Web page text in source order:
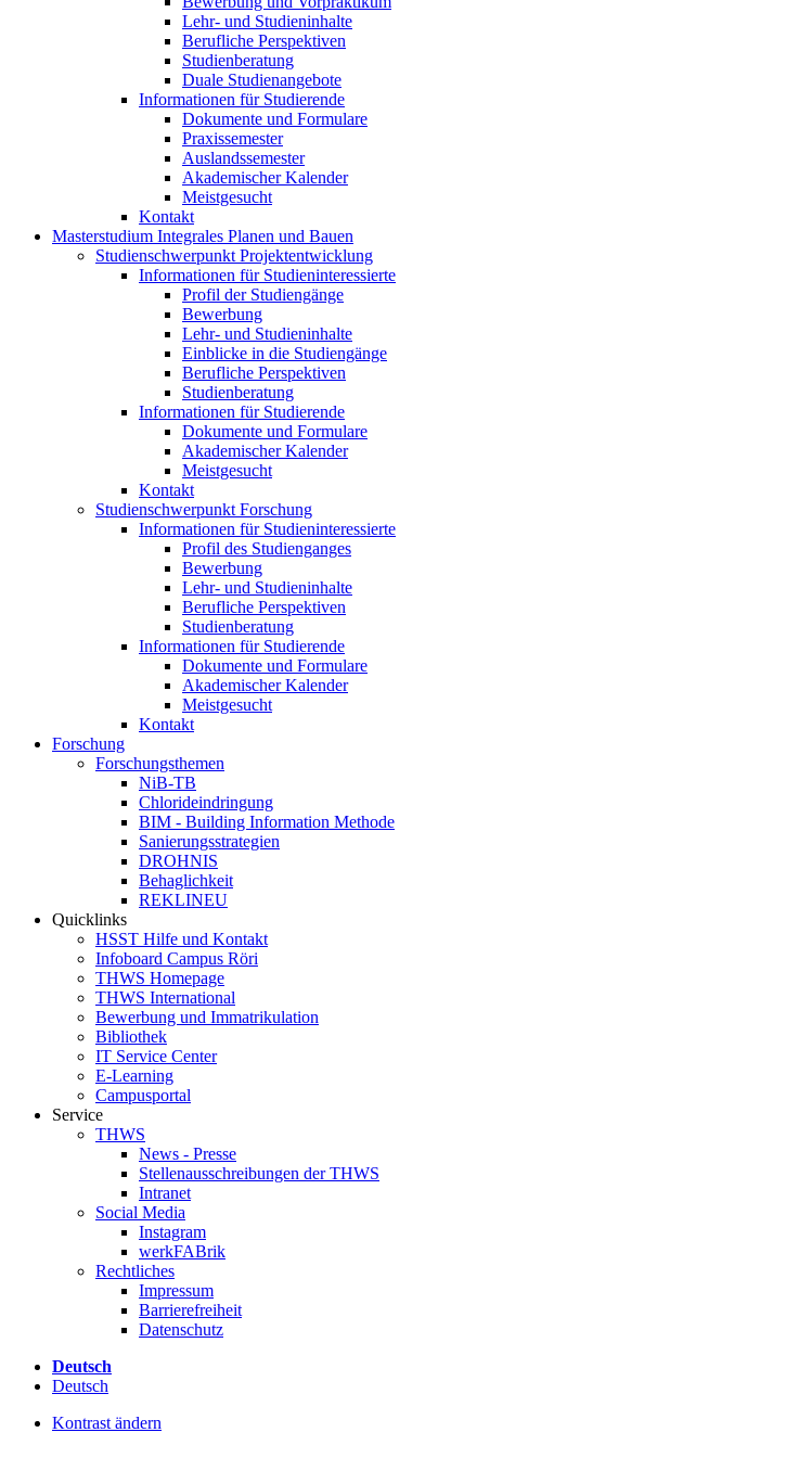
Lehr- und Studieninhalte
Berufliche Perspektiven
Studienberatung
Duale Studienangebote
Informationen für Studierende
Dokumente und Formulare
Praxissemester
Auslandssemester
Akademischer Kalender
Meistgesucht
Kontakt
Masterstudium Integrales Planen und Bauen
Studienschwerpunkt Projektentwicklung
Informationen für Studieninteressierte
Profil der Studiengänge
Bewerbung
Lehr- und Studieninhalte
Einblicke in die Studiengänge
Berufliche Perspektiven
Studienberatung
Informationen für Studierende
Dokumente und Formulare
Akademischer Kalender
Meistgesucht
Kontakt
Studienschwerpunkt Forschung
Informationen für Studieninteressierte
Profil des Studienganges
Bewerbung
Lehr- und Studieninhalte
Berufliche Perspektiven
Studienberatung
Informationen für Studierende
Dokumente und Formulare
Akademischer Kalender
Meistgesucht
Kontakt
Forschung
Forschungsthemen
NiB-TB
Chlorideindringung
BIM - Building Information Methode
Sanierungsstrategien
DROHNIS
Behaglichkeit
REKLINEU
Quicklinks
HSST Hilfe und Kontakt
Infoboard Campus Röri
THWS Homepage
THWS International
Bewerbung und Immatrikulation
Bibliothek
IT Service Center
E-Learning
Campusportal
Service
THWS
News - Presse
Stellenausschreibungen der THWS
Intranet
Social Media
Instagram
werkFABrik
Rechtliches
Impressum
Barrierefreiheit
Datenschutz
Deutsch
Deutsch
Kontrast ändern